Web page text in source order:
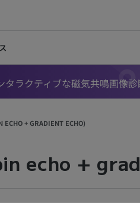
タラクティブな磁気共鳴画像
ECHO + GRADIENT ECHO)
echo +